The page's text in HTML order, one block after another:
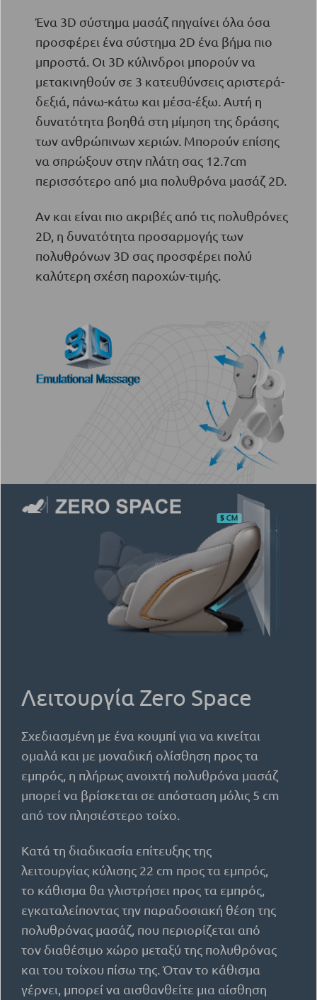
Ένα 3D σύστημα μασάζ πηγαίνει όλα όσα
προσφέρει ένα σύστημα 2D ένα βήμα πιο
μπροστά. Οι 3D κύλινδροι μπορούν να
μετακινηθούν σε 3 κατευθύνσεις αριστερά-
δεξιά, πάνω-κάτω και μέσα-έξω. Αυτή η
δυνατότητα βοηθά στη μίμηση της δράσης
των ανθρώπινων χεριών. Μπορούν επίσης
να σπρώξουν στην πλάτη σας 12.7cm
περισσότερο από μια πολυθρόνα μασάζ 2D.
Αν και είναι πιο ακριβές από τις πολυθρόνες
2D, η δυνατότητα προσαρμογής των
πολυθρόνων 3D σας προσφέρει πολύ
καλύτερη σχέση παροχών-τιμής.
Λειτουργία Zero Space
Σχεδιασμένη με ένα κουμπί για να κινείται
ομαλά και με μοναδική ολίσθηση προς τα
εμπρός, η πλήρως ανοιχτή πολυθρόνα μασάζ
μπορεί να βρίσκεται σε απόσταση μόλις 5 cm
από τον πλησιέστερο τοίχο.
Κατά τη διαδικασία επίτευξης της
λειτουργίας κύλισης 22 cm προς τα εμπρός,
το κάθισμα θα γλιστρήσει προς τα εμπρός,
εγκαταλείποντας την παραδοσιακή θέση της
πολυθρόνας μασάζ, που περιορίζεται από
τον διαθέσιμο χώρο μεταξύ της πολυθρόνας
και του τοίχου πίσω της. Όταν το κάθισμα
γέρνει, μπορεί να αισθανθείτε μια αίσθηση